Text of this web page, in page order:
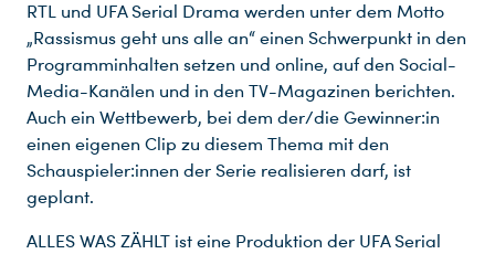
RTL und UFA Serial Drama werden unter dem Motto
„Rassismus geht uns alle an“ einen Schwerpunkt in den
Programminhalten setzen und online, auf den Social-
Media-Kanälen und in den TV-Magazinen berichten.
Auch ein Wettbewerb, bei dem der/die Gewinner:in
einen eigenen Clip zu diesem Thema mit den
Schauspieler:innen der Serie realisieren darf, ist
geplant.
ALLES WAS ZÄHLT ist eine Produktion der UFA Serial